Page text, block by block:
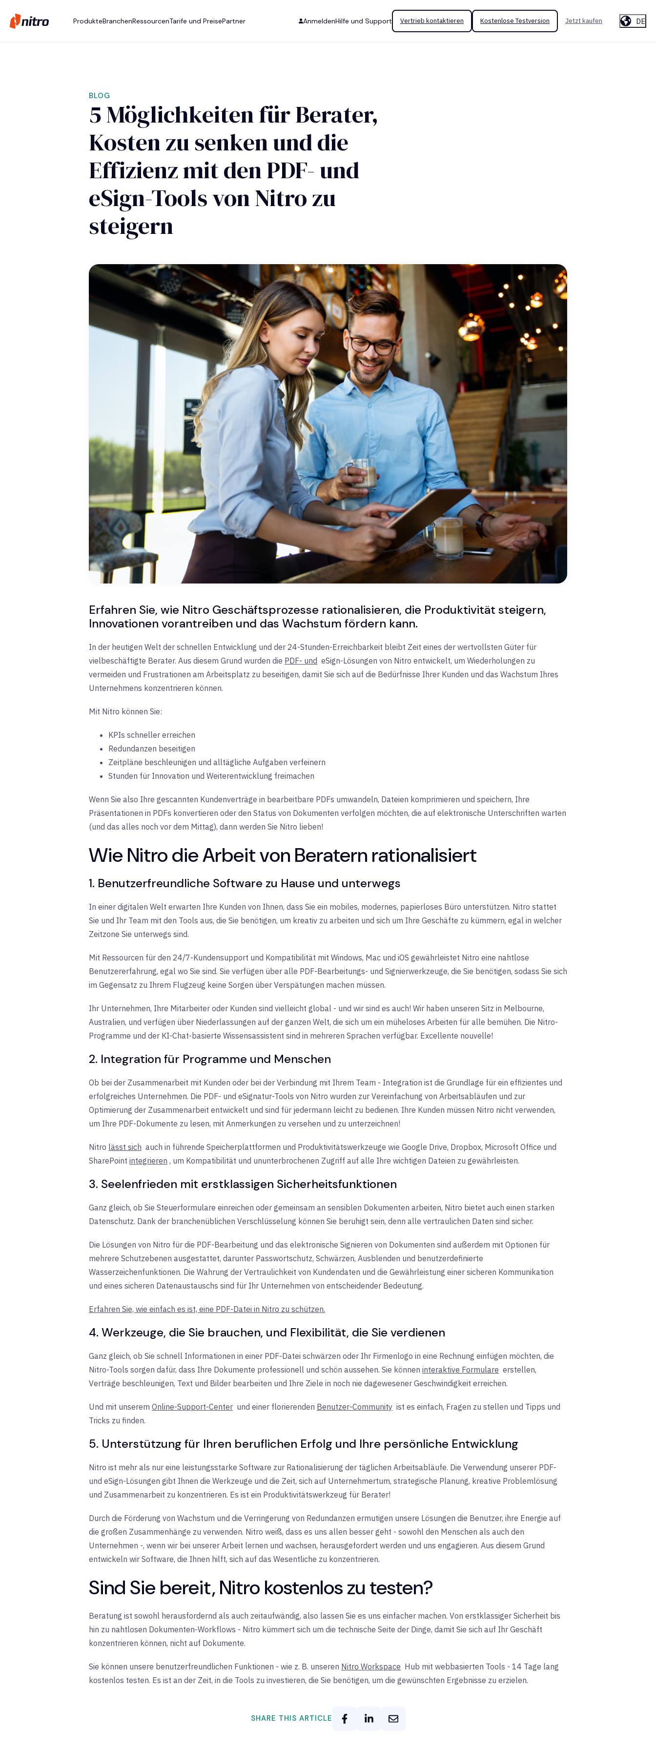
ProdukteBranchenRessourcenTarife und PreisePartner AnmeldenHilfe und Support Vertrieb kontaktieren Kostenlose Testversion Jetzt kaufen DE
BLOG
5 Möglichkeiten für Berater,
Kosten zu senken und die
Effizienz mit den PDF- und
eSign-Tools von Nitro zu
steigern
Erfahren Sie, wie Nitro Geschäftsprozesse rationalisieren, die Produktivität steigern,
Innovationen vorantreiben und das Wachstum fördern kann.
In der heutigen Welt der schnellen Entwicklung und der 24-Stunden-Erreichbarkeit bleibt Zeit eines der wertvollsten Güter für
vielbeschäftigte Berater. Aus diesem Grund wurden die PDF- und eSign-Lösungen von Nitro entwickelt, um Wiederholungen zu
vermeiden und Frustrationen am Arbeitsplatz zu beseitigen, damit Sie sich auf die Bedürfnisse Ihrer Kunden und das Wachstum Ihres
Unternehmens konzentrieren können.
Mit Nitro können Sie:
KPIs schneller erreichen
Redundanzen beseitigen
Zeitpläne beschleunigen und alltägliche Aufgaben verfeinern
Stunden für Innovation und Weiterentwicklung freimachen
Wenn Sie also Ihre gescannten Kundenverträge in bearbeitbare PDFs umwandeln, Dateien komprimieren und speichern, Ihre
Präsentationen in PDFs konvertieren oder den Status von Dokumenten verfolgen möchten, die auf elektronische Unterschriften warten
(und das alles noch vor dem Mittag), dann werden Sie Nitro lieben!
Wie Nitro die Arbeit von Beratern rationalisiert
1. Benutzerfreundliche Software zu Hause und unterwegs
In einer digitalen Welt erwarten Ihre Kunden von Ihnen, dass Sie ein mobiles, modernes, papierloses Büro unterstützen. Nitro stattet
Sie und Ihr Team mit den Tools aus, die Sie benötigen, um kreativ zu arbeiten und sich um Ihre Geschäfte zu kümmern, egal in welcher
Zeitzone Sie unterwegs sind.
Mit Ressourcen für den 24/7-Kundensupport und Kompatibilität mit Windows, Mac und iOS gewährleistet Nitro eine nahtlose
Benutzererfahrung, egal wo Sie sind. Sie verfügen über alle PDF-Bearbeitungs- und Signierwerkzeuge, die Sie benötigen, sodass Sie sich
im Gegensatz zu Ihrem Flugzeug keine Sorgen über Verspätungen machen müssen.
Ihr Unternehmen, Ihre Mitarbeiter oder Kunden sind vielleicht global - und wir sind es auch! Wir haben unseren Sitz in Melbourne,
Australien, und verfügen über Niederlassungen auf der ganzen Welt, die sich um ein müheloses Arbeiten für alle bemühen. Die Nitro-
Programme und der KI-Chat-basierte Wissensassistent sind in mehreren Sprachen verfügbar. Excellente nouvelle!
2. Integration für Programme und Menschen
Ob bei der Zusammenarbeit mit Kunden oder bei der Verbindung mit Ihrem Team - Integration ist die Grundlage für ein effizientes und
erfolgreiches Unternehmen. Die PDF- und eSignatur-Tools von Nitro wurden zur Vereinfachung von Arbeitsabläufen und zur
Optimierung der Zusammenarbeit entwickelt und sind für jedermann leicht zu bedienen. Ihre Kunden müssen Nitro nicht verwenden,
um Ihre PDF-Dokumente zu lesen, mit Anmerkungen zu versehen und zu unterzeichnen!
Nitro lässt sich auch in führende Speicherplattformen und Produktivitätswerkzeuge wie Google Drive, Dropbox, Microsoft Office und
SharePoint integrieren , um Kompatibilität und ununterbrochenen Zugriff auf alle Ihre wichtigen Dateien zu gewährleisten.
3. Seelenfrieden mit erstklassigen Sicherheitsfunktionen
Ganz gleich, ob Sie Steuerformulare einreichen oder gemeinsam an sensiblen Dokumenten arbeiten, Nitro bietet auch einen starken
Datenschutz. Dank der branchenüblichen Verschlüsselung können Sie beruhigt sein, denn alle vertraulichen Daten sind sicher.
Die Lösungen von Nitro für die PDF-Bearbeitung und das elektronische Signieren von Dokumenten sind außerdem mit Optionen für
mehrere Schutzebenen ausgestattet, darunter Passwortschutz, Schwärzen, Ausblenden und benutzerdefinierte
Wasserzeichenfunktionen. Die Wahrung der Vertraulichkeit von Kundendaten und die Gewährleistung einer sicheren Kommunikation
und eines sicheren Datenaustauschs sind für Ihr Unternehmen von entscheidender Bedeutung.
Erfahren Sie, wie einfach es ist, eine PDF-Datei in Nitro zu schützen.
4. Werkzeuge, die Sie brauchen, und Flexibilität, die Sie verdienen
Ganz gleich, ob Sie schnell Informationen in einer PDF-Datei schwärzen oder Ihr Firmenlogo in eine Rechnung einfügen möchten, die
Nitro-Tools sorgen dafür, dass Ihre Dokumente professionell und schön aussehen. Sie können interaktive Formulare erstellen,
Verträge beschleunigen, Text und Bilder bearbeiten und Ihre Ziele in noch nie dagewesener Geschwindigkeit erreichen.
Und mit unserem Online-Support-Center und einer florierenden Benutzer-Community ist es einfach, Fragen zu stellen und Tipps und
Tricks zu finden.
5. Unterstützung für Ihren beruflichen Erfolg und Ihre persönliche Entwicklung
Nitro ist mehr als nur eine leistungsstarke Software zur Rationalisierung der täglichen Arbeitsabläufe. Die Verwendung unserer PDF-
und eSign-Lösungen gibt Ihnen die Werkzeuge und die Zeit, sich auf Unternehmertum, strategische Planung, kreative Problemlösung
und Zusammenarbeit zu konzentrieren. Es ist ein Produktivitätswerkzeug für Berater!
Durch die Förderung von Wachstum und die Verringerung von Redundanzen ermutigen unsere Lösungen die Benutzer, ihre Energie auf
die großen Zusammenhänge zu verwenden. Nitro weiß, dass es uns allen besser geht - sowohl den Menschen als auch den
Unternehmen -, wenn wir bei unserer Arbeit lernen und wachsen, herausgefordert werden und uns engagieren. Aus diesem Grund
entwickeln wir Software, die Ihnen hilft, sich auf das Wesentliche zu konzentrieren.
Sind Sie bereit, Nitro kostenlos zu testen?
Beratung ist sowohl herausfordernd als auch zeitaufwändig, also lassen Sie es uns einfacher machen. Von erstklassiger Sicherheit bis
hin zu nahtlosen Dokumenten-Workflows - Nitro kümmert sich um die technische Seite der Dinge, damit Sie sich auf Ihr Geschäft
konzentrieren können, nicht auf Dokumente.
Sie können unsere benutzerfreundlichen Funktionen - wie z. B. unseren Nitro Workspace Hub mit webbasierten Tools - 14 Tage lang
kostenlos testen. Es ist an der Zeit, in die Tools zu investieren, die Sie benötigen, um die gewünschten Ergebnisse zu erzielen.
SHARE THIS ARTICLE